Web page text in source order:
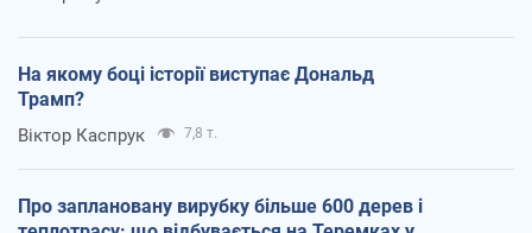
На якому боці історії виступає Дональд
Трамп?
Віктор Каспрук 7,8 т.
Про заплановану вирубку більше 600 дерев і